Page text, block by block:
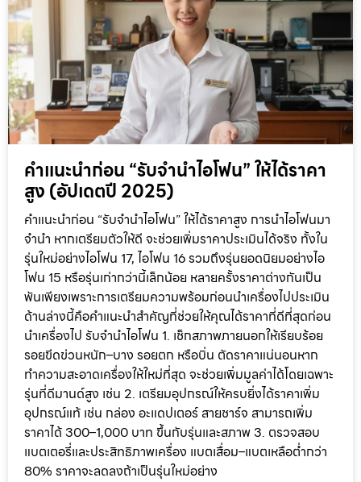
คำแนะนำก่อน “รับจำนำไอโฟน” ให้ได้ราคา
สูง (อัปเดตปี 2025)
คำแนะนำก่อน “รับจำนำไอโฟน” ให้ได้ราคาสูง การนำไอโฟนมา
จำนำ หากเตรียมตัวให้ดี จะช่วยเพิ่มราคาประเมินได้จริง ทั้งใน
รุ่นใหม่อย่างไอโฟน 17, ไอโฟน 16 รวมถึงรุ่นยอดนิยมอย่างไอ
โฟน 15 หรือรุ่นเก่ากว่านี้เล็กน้อย หลายครั้งราคาต่างกันเป็น
พันเพียงเพราะการเตรียมความพร้อมก่อนนำเครื่องไปประเมิน
ด้านล่างนี้คือคำแนะนำสำคัญที่ช่วยให้คุณได้ราคาที่ดีที่สุดก่อน
นำเครื่องไป รับจำนำไอโฟน 1. เช็กสภาพภายนอกให้เรียบร้อย
รอยขีดข่วนหนัก–บาง รอยตก หรือบิ่น ตัดราคาแน่นอนหาก
ทำความสะอาดเครื่องให้ใหม่ที่สุด จะช่วยเพิ่มมูลค่าได้โดยเฉพาะ
รุ่นที่ดีมานด์สูง เช่น 2. เตรียมอุปกรณ์ให้ครบยิ่งได้ราคาเพิ่ม
อุปกรณ์แท้ เช่น กล่อง อะแดปเตอร์ สายชาร์จ สามารถเพิ่ม
ราคาได้ 300–1,000 บาท ขึ้นกับรุ่นและสภาพ 3. ตรวจสอบ
แบตเตอรี่และประสิทธิภาพเครื่อง แบตเสื่อม–แบตเหลือต่ำกว่า
80% ราคาจะลดลงถ้าเป็นรุ่นใหม่อย่าง